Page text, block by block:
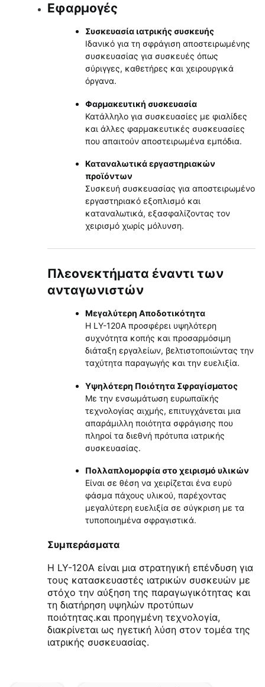
Εφαρμογές
Συσκευασία ιατρικής συσκευής
Ιδανικό για τη σφράγιση αποστειρωμένης
συσκευασίας για συσκευές όπως
σύριγγες, καθετήρες και χειρουργικά
όργανα.
Φαρμακευτική συσκευασία
Κατάλληλο για συσκευασίες με φιαλίδες
και άλλες φαρμακευτικές συσκευασίες
που απαιτούν αποστειρωμένα εμπόδια.
Καταναλωτικά εργαστηριακών
προϊόντων
Συσκευή συσκευασίας για αποστειρωμένο
εργαστηριακό εξοπλισμό και
καταναλωτικά, εξασφαλίζοντας τον
χειρισμό χωρίς μόλυνση.
Πλεονεκτήματα έναντι των
ανταγωνιστών
Μεγαλύτερη Αποδοτικότητα
Η LY-120A προσφέρει υψηλότερη
συχνότητα κοπής και προσαρμόσιμη
διάταξη εργαλείων, βελτιστοποιώντας την
ταχύτητα παραγωγής και την ευελιξία.
Υψηλότερη Ποιότητα Σφραγίσματος
Με την ενσωμάτωση ευρωπαϊκής
τεχνολογίας αιχμής, επιτυγχάνεται μια
απαράμιλλη ποιότητα σφράγισης που
πληροί τα διεθνή πρότυπα ιατρικής
συσκευασίας.
Πολλαπλομορφία στο χειρισμό υλικών
Είναι σε θέση να χειρίζεται ένα ευρύ
φάσμα πάχους υλικού, παρέχοντας
μεγαλύτερη ευελιξία σε σύγκριση με τα
τυποποιημένα σφραγιστικά.
Συμπεράσματα
Η LY-120A είναι μια στρατηγική επένδυση για
τους κατασκευαστές ιατρικών συσκευών με
στόχο την αύξηση της παραγωγικότητας και
τη διατήρηση υψηλών προτύπων
ποιότητας.και προηγμένη τεχνολογία,
διακρίνεται ως ηγετική λύση στον τομέα της
ιατρικής συσκευασίας.